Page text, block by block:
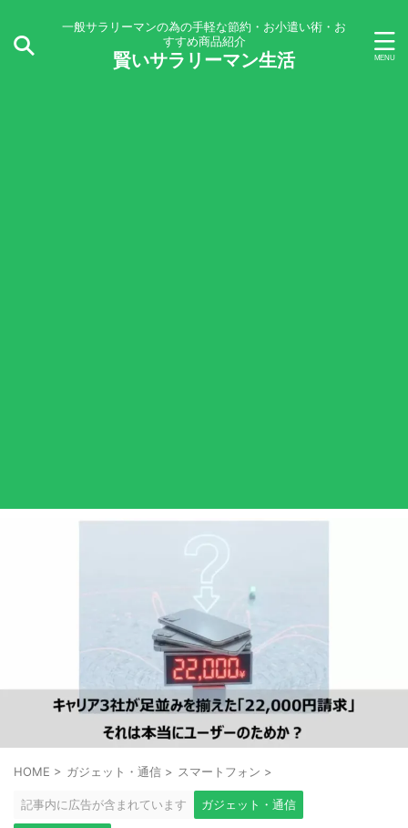
一般サラリーマンの為の手軽な節約・お小遣い術・お
すすめ商品紹介
賢いサラリーマン生活
HOME > ガジェット・通信 > スマートフォン >
記事内に広告が含まれています ガジェット・通信